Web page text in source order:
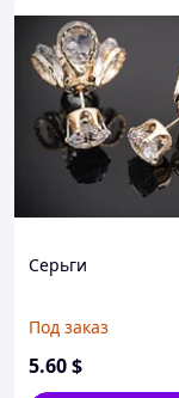
Серьги
Под заказ
5.60$